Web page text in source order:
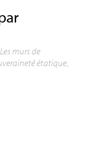
murs de
étatique,